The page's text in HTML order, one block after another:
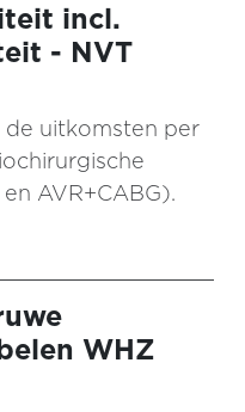
incl.
- NVT
uitkomsten per
AVR+CABG).
WHZ